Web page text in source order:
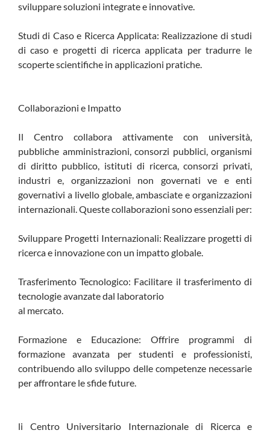
sviluppare soluzioni integrate e innovative.
Studi di Caso e Ricerca Applicata: Realizzazione di studi
di caso e progetti di ricerca applicata per tradurre le
scoperte scientifiche in applicazioni pratiche.
Collaborazioni e Impatto
Il Centro collabora attivamente con università,
pubbliche amministrazioni, consorzi pubblici, organismi
di diritto pubblico, istituti di ricerca, consorzi privati,
industri e, organizzazioni non governati ve e enti
governativi a livello globale, ambasciate e organizzazioni
internazionali. Queste collaborazioni sono essenziali per:
Sviluppare Progetti Internazionali: Realizzare progetti di
ricerca e innovazione con un impatto globale.
Trasferimento Tecnologico: Facilitare il trasferimento di
tecnologie avanzate dal laboratorio
al mercato.
Formazione e Educazione: Offrire programmi di
formazione avanzata per studenti e professionisti,
contribuendo allo sviluppo delle competenze necessarie
per affrontare le sfide future.
li Centro Universitario Internazionale di Ricerca e